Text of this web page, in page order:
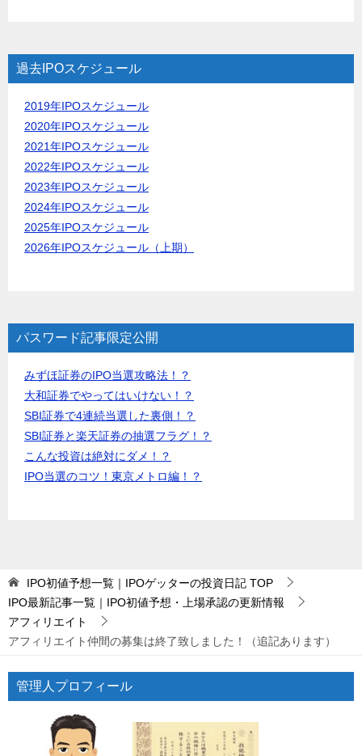
過去IPOスケジュール
2019年IPOスケジュール
2020年IPOスケジュール
2021年IPOスケジュール
2022年IPOスケジュール
2023年IPOスケジュール
2024年IPOスケジュール
2025年IPOスケジュール
2026年IPOスケジュール（上期）
パスワード記事限定公開
みずほ証券のIPO当選攻略法！？
大和証券でやってはいけない！？
SBI証券で4連続当選した裏側！？
SBI証券と楽天証券の抽選フラグ！？
こんな投資は絶対にダメ！？
IPO当選のコツ！東京メトロ編！？
IPO初値予想一覧｜IPOゲッターの投資日記 TOP
IPO最新記事一覧｜IPO初値予想・上場承認の更新情報
アフィリエイト
アフィリエイト仲間の募集は終了致しました！（追記あります）
管理人プロフィール